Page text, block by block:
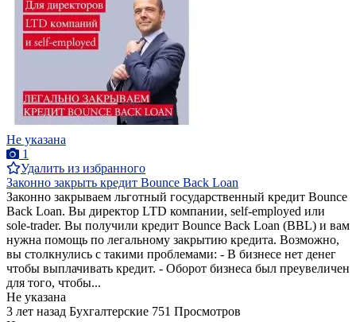
Не указана
1
Удалить из избранного
Законно закрыть кредит Bounce Back Loan
Законно закрываем льготный государственный кредит Bounce
Back Loan. Вы директор LTD компании, self-employed или
sole-trader. Вы получили кредит Bounce Back Loan (BBL) и вам
нужна помощь по легальному закрытию кредита. Возможно,
вы столкнулись с такими проблемами: - В бизнесе нет денег
чтобы выплачивать кредит. - Оборот бизнеса был преувеличен
для того, чтобы...
Не указана
3 лет назад Бухгалтерские 751 Просмотров